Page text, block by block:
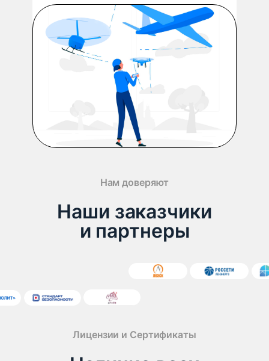
Нам доверяют
Наши заказчики
и партнеры
Лицензии и Сертификаты